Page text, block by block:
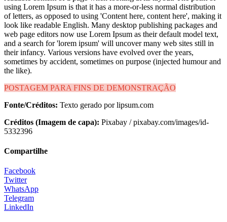
using Lorem Ipsum is that it has a more-or-less normal distribution
of letters, as opposed to using 'Content here, content here', making it
look like readable English. Many desktop publishing packages and
web page editors now use Lorem Ipsum as their default model text,
and a search for 'lorem ipsum' will uncover many web sites still in
their infancy. Various versions have evolved over the years,
sometimes by accident, sometimes on purpose (injected humour and
the like).
POSTAGEM PARA FINS DE DEMONSTRAÇÃO
Fonte/Créditos: Texto gerado por lipsum.com
Créditos (Imagem de capa): Pixabay / pixabay.com/images/id-
5332396
Compartilhe
Facebook
Twitter
WhatsApp
Telegram
LinkedIn